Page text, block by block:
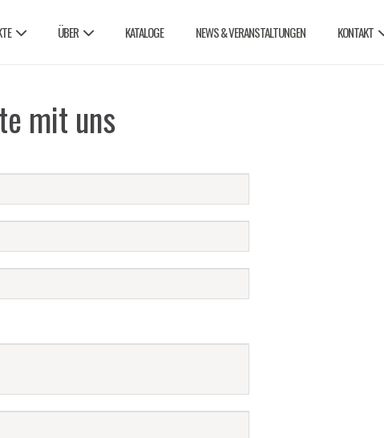
ÜBER KATALOGE NEWS & VERANSTALTUNGEN KONTAKT
mit uns